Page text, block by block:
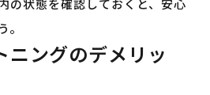
ニングのデメリッ